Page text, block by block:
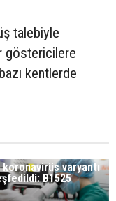
talebiyle
göstericilere
kentlerde
koronavirüs varyantı
B1525